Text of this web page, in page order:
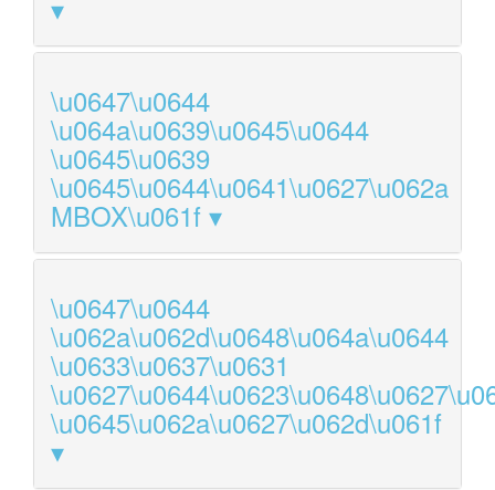
\u0647\u0644
\u064a\u0639\u0645\u0644
\u0645\u0639
\u0645\u0644\u0641\u0627\u062a
MBOX\u061f
\u0647\u0644
\u062a\u062d\u0648\u064a\u0644
\u0633\u0637\u0631
\u0645\u062a\u0627\u062d\u061f